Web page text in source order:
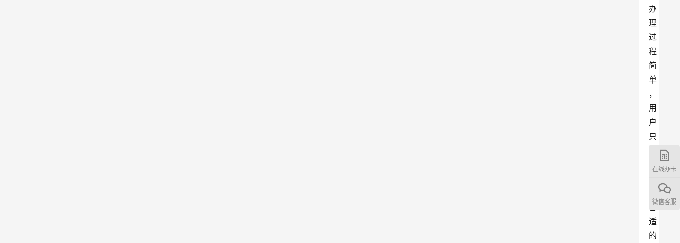
办
理
过
程
简
单
，
用
户
只
要
合
适
的
在线办卡
微信客服